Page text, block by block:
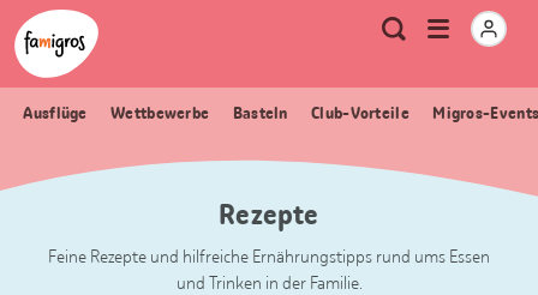
Sprungmarken
Navigation
Header
Logo
Meta
Navigation
Suche
Menu
öffnen
Ausflüge Wettbewerbe Basteln Club-Vorteile Migros-
Rezepte
Feine Rezepte und hilfreiche Ernährungstipps rund ums Essen
und Trinken in der Familie.